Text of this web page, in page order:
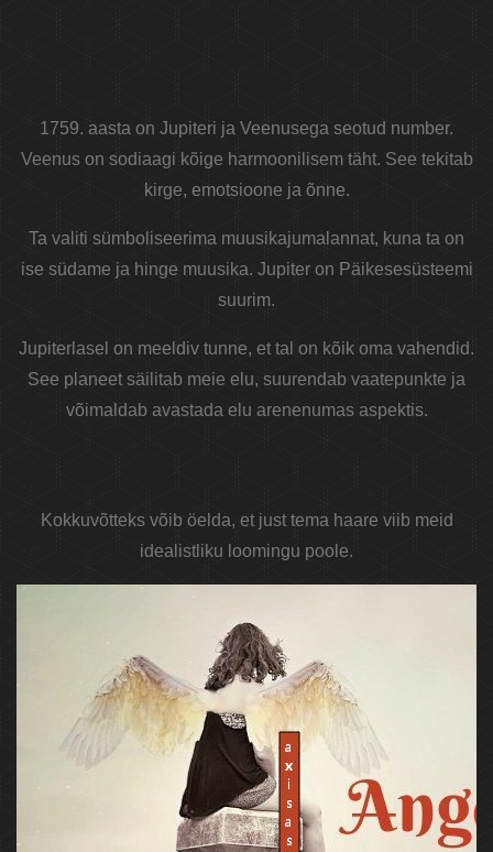
1759. aasta on Jupiteri ja Veenusega seotud number.
Veenus on sodiaagi kõige harmoonilisem täht. See tekitab
kirge, emotsioone ja õnne.
Ta valiti sümboliseerima muusikajumalannat, kuna ta on
ise südame ja hinge muusika. Jupiter on Päikesesüsteemi
suurim.
Jupiterlasel on meeldiv tunne, et tal on kõik oma vahendid.
See planeet säilitab meie elu, suurendab vaatepunkte ja
võimaldab avastada elu arenenumas aspektis.
Kokkuvõtteks võib öelda, et just tema haare viib meid
idealistliku loomingu poole.